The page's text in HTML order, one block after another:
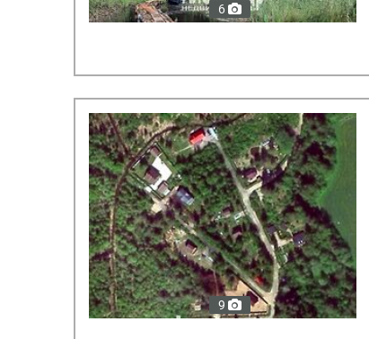
6
9